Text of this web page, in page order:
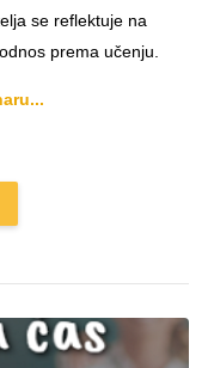
se reflektuje na
prema učenju.